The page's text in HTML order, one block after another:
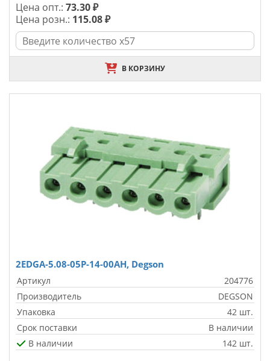
Цена опт.: 73.30 ₽
Цена розн.: 115.08 ₽
В КОРЗИНУ
2EDGA-5.08-05P-14-00AH, Degson
Артикул
204776
Производитель
DEGSON
Упаковка
42 шт.
Срок поставки
В наличии
В наличии
142 шт.